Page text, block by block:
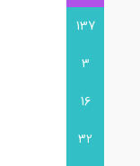
137
3
16
32